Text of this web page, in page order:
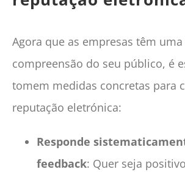
Agora que as empresas têm
compreensão do seu público, é
tomem medidas concretas para
reputação eletrónica:
Responde
feedback: Quer seja